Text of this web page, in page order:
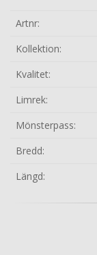
Artnr:
Kollektion:
Kvalitet:
Limrek:
Mönsterpass:
Bredd:
Längd: